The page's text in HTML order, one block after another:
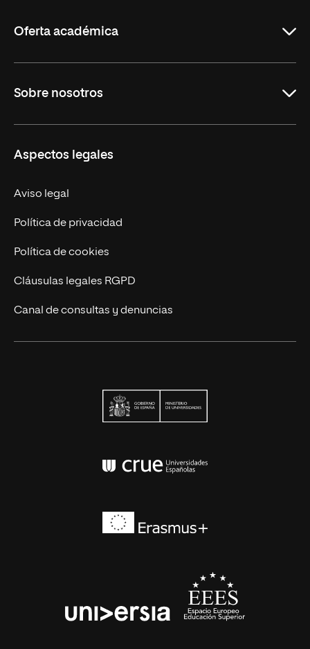
Oferta académica
Formación Continua
Sobre nosotros
Trabaja en UNIR
Actualidad
Contáctanos
Aspectos legales
Aviso legal
Política de privacidad
Política de cookies
Cláusulas legales RGPD
Canal de consultas y denuncias